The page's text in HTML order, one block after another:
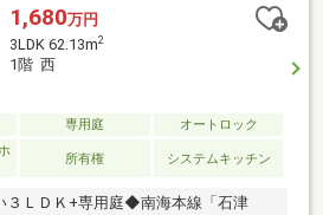
1,680万円
3LDK 62.13m2
1階 西
専用庭
オートロック
所有権 システムキッチン
ＬＤＫ+専用庭◆南海本線「石津